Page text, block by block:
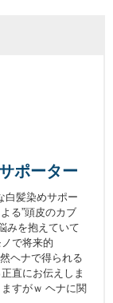
ポーター
白髪染めサポー
る”頭皮のカブ
みを抱えていて
で将来的
ヘナで得られる
直にお伝えしま
すがｗ ヘナに関